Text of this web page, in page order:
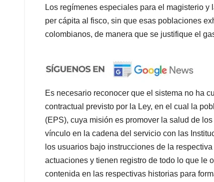
Los regímenes especiales para el magisterio
per cápita al fisco, sin que esas poblaciones
colombianos, de manera que se justifique el
Es necesario reconocer que el sistema no ha
contractual previsto por la Ley, en el cual la
(EPS), cuya misión es promover la salud de
vínculo en la cadena del servicio con las
los usuarios bajo instrucciones de la
actuaciones y tienen registro de todo lo que le
contenida en las respectivas historias para